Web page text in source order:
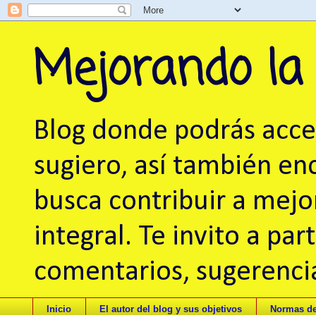
Mejorando
Blog donde podrás
sugiero, así también
busca contribuir a
integral. Te invito a
comentarios,
Inicio El autor del blog y sus objetivos Normas